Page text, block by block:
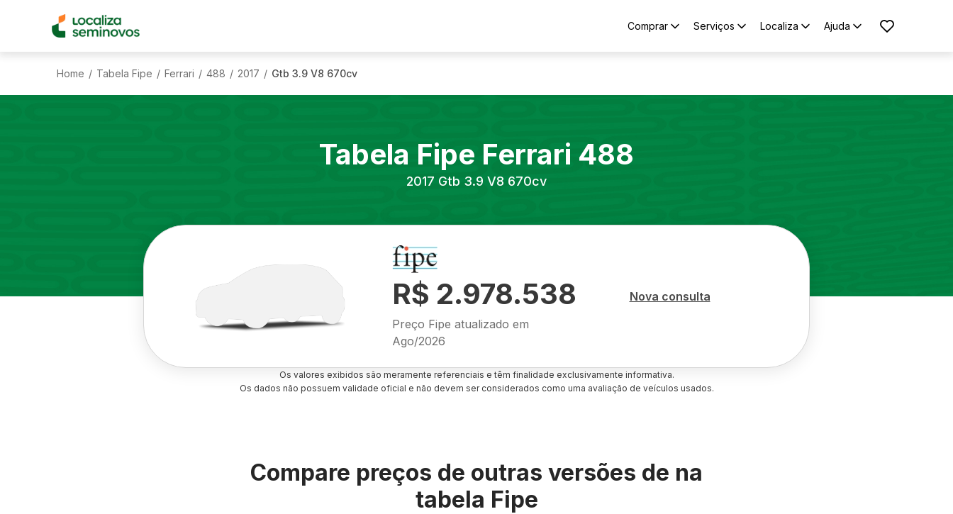
Comprar Serviços Localiza Ajuda
Home / Tabela Fipe / Ferrari / 488 / 2017 / Gtb 3.9 V8 670cv
Tabela Fipe Ferrari 488
2017 Gtb 3.9 V8 670cv
R$ 2.978.538
Preço Fipe atualizado em
Ago/2026
Nova consulta
Os valores exibidos são meramente referenciais e têm finalidade exclusivamente informativa.
Os dados não possuem validade oficial e não devem ser considerados como uma avaliação de veículos usados.
Compare preços de outras versões de na
tabela Fipe